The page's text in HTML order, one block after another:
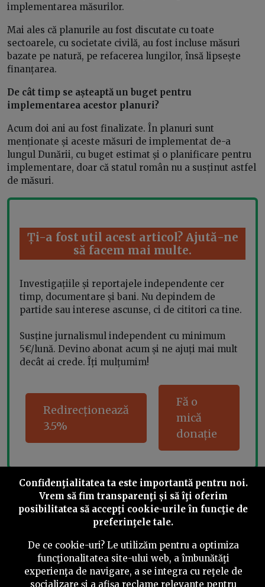
implementarea măsurilor.
Mai ales că planurile au fost discutate cu toate
sectoarele, cu societate civilă, au fost incluse măsuri
bazate pe natură, pe refacerea lungilor, însă lipsește
finanțarea.
De cât timp se așteaptă un buget pentru
implementarea acestor planuri?
Acum doi ani au fost finalizate. În planuri sunt
menționate și aceste măsuri de implementat de-a
lungul Dunării, cu buget estimat și o planificare pentru
implementare, doar că statul român nu a susținut astfel
de măsuri.
Ți-a fost util acest articol? Ajută-ne
să facem mai multe.
Investigațiile și reportajele independente cer
timp, documentare și bani. Nu depindem de
partide sau interese ascunse, ci de cititori ca tine.
Susține jurnalismul independent cu minimum
5€/lună. Devino abonat acum și ne ajuți mai mult
decât ai crede. Îți mulțumim!
Redirecționează
3.5%
Fă o
mică
donație
Share this
©2026 PressOne.ro
Confidenţialitatea ta este importantă pentru noi.
Vrem să fim transparenţi și să îţi oferim
posibilitatea să accepţi cookie-urile în funcţie de
preferinţele tale.
De ce cookie-uri? Le utilizăm pentru a optimiza
funcţionalitatea site-ului web, a îmbunătăţi
experienţa de navigare, a se integra cu reţele de
socializare şi a afişa reclame relevante pentru